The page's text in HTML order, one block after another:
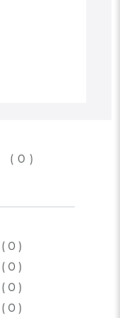
(0)
0
0
0
0